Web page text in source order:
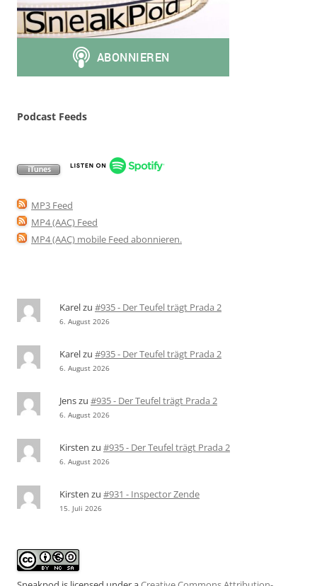
Podcast Feeds
MP3 Feed
MP4 (AAC) Feed
MP4 (AAC) mobile Feed abonnieren.
Karelzu #935 - Der Teufel trägt Prada 2
6. August 2026
Karelzu #935 - Der Teufel trägt Prada 2
6. August 2026
Jenszu #935 - Der Teufel trägt Prada 2
6. August 2026
Kirsten zu #935 - Der Teufel trägt Prada 2
6. August 2026
Kirsten zu #931 - Inspector Zende
15. Juli 2026